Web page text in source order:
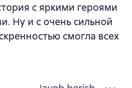
с яркими героями
Ну и с очень сильной
смогла всех